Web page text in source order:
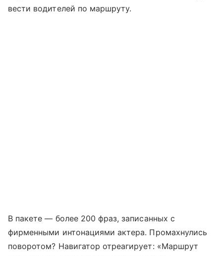
вести водителей по маршруту.
В пакете — более 200 фраз, записанных с
фирменными интонациями актера. Промахнулись
поворотом? Навигатор отреагирует: «Маршрут